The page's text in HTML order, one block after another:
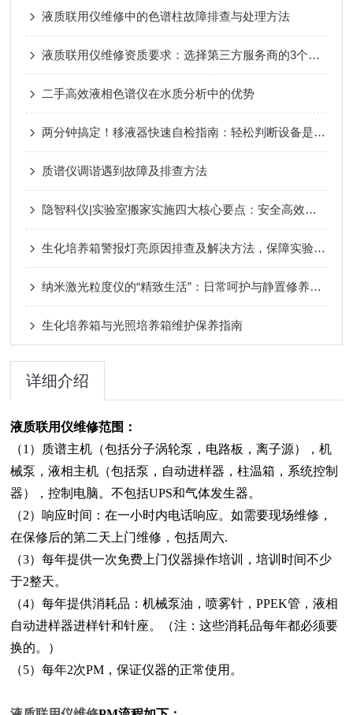
液质联用仪维修中的色谱柱故障排查与处理方法
液质联用仪维修资质要求：选择第三方服务商的3个关键标准
二手高效液相色谱仪在水质分析中的优势
两分钟搞定！移液器快速自检指南：轻松判断设备是否正常工作
质谱仪调谐遇到故障及排查方法
隐智科仪|实验室搬家实施四大核心要点：安全高效的全流程指南
生化培养箱警报灯亮原因排查及解决方法，保障实验安全稳定
纳米激光粒度仪的“精致生活”：日常呵护与静置修养指南
生化培养箱与光照培养箱维护保养指南
详细介绍
液质联用仪维修范围：
（1）质谱主机（包括分子涡轮泵，电路板，离子源），机
械泵，液相主机（包括泵，自动进样器，柱温箱，系统控制
器），控制电脑。不包括UPS和气体发生器。
（2）响应时间：在一小时内电话响应。如需要现场维修，
在保修后的第二天上门维修，包括周六.
（3）每年提供一次免费上门仪器操作培训，培训时间不少
于2整天。
（4）每年提供消耗品：机械泵油，喷雾针，PPEK管，液相
自动进样器进样针和针座。（注：这些消耗品每年都必须要
换的。）
（5）每年2次PM，保证仪器的正常使用。